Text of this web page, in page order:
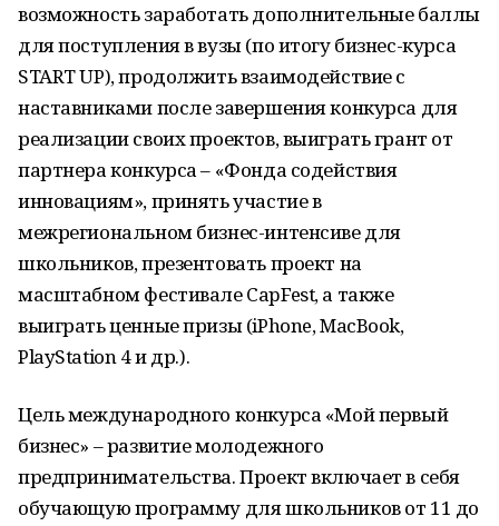
возможность заработать дополнительные баллы
для поступления в вузы (по итогу бизнес-курса
START UP), продолжить взаимодействие с
наставниками после завершения конкурса для
реализации своих проектов, выиграть грант от
партнера конкурса – «Фонда содействия
инновациям», принять участие в
межрегиональном бизнес-интенсиве для
школьников, презентовать проект на
масштабном фестивале CapFest, а также
выиграть ценные призы (iPhone, MacBook,
PlayStation 4 и др.).
Цель международного конкурса «Мой первый
бизнес» – развитие молодежного
предпринимательства. Проект включает в себя
обучающую программу для школьников от 11 до